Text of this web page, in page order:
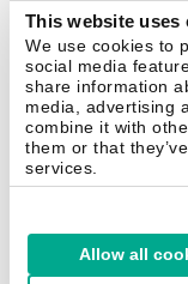
This website uses
We use cookies to
social media
share information
media, advertising
combine it with
them or that
services.
Allow all
Policy anticorruzione
Cookies
Contatti Chi siamo
Securelist Eugene
Italia & Svizzera